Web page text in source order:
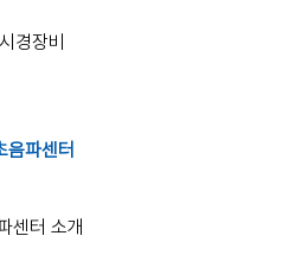
진
검
예
경장비
음파센터
센터 소개